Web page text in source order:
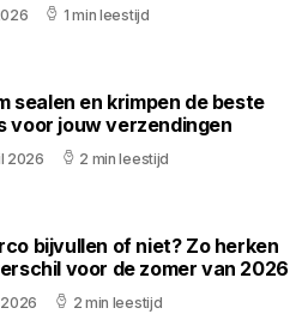
1 min leestijd
sealen en krimpen de beste
voor jouw verzendingen
2026 2 min leestijd
bijvullen of niet? Zo herken
voor de zomer van 2026
2 min leestijd